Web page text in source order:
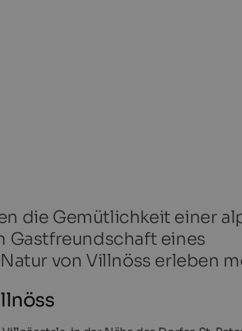
die Gemütlichkeit einer
Gastfreundschaft eines
von Villnöss erleben